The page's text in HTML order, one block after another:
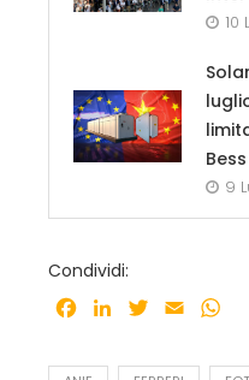
10
9
Condividi:
Facebook
LinkedInTwitter
Email